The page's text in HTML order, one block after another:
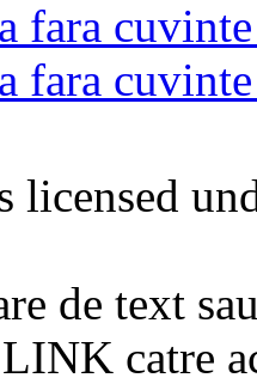
fara
fara
licensed
de text
catre